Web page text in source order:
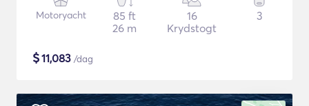
Motoryacht
85 ft
26 m
16
Krydstogt
3
$11,083 /dag